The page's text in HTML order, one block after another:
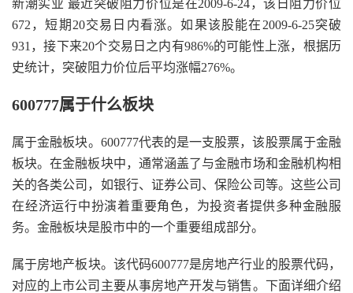
新潮实业 最近突破阻力价位是在2009-6-24，该日阻力价位
672，短期20交易日内看涨。如果该股能在2009-6-25突破
931，接下来20个交易日之内有986%的可能性上涨，根据历
史统计，突破阻力价位后平均涨幅276%。
600777属于什么板块
属于金融板块。600777代表的是一支股票，该股票属于金融
板块。在金融板块中，通常涵盖了与金融市场和金融机构相
关的各类公司，如银行、证券公司、保险公司等。这些公司
在经济运行中扮演着重要角色，为投资者提供多种金融服
务。金融板块是股市中的一个重要组成部分。
属于房地产板块。该代码600777是房地产行业的股票代码，
对应的上市公司主要从事房地产开发与销售。下面详细介绍